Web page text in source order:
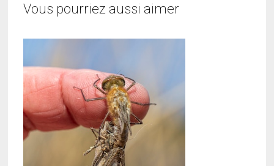
Vous pourriez aussi aimer